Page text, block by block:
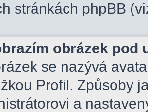
stránkách phpBB
obrázek pod
se nazývá
Profil. Způsoby
a